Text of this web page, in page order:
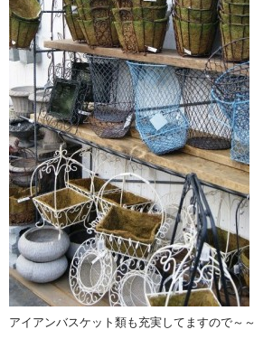
アイアンバスケット類も充実してますので～～